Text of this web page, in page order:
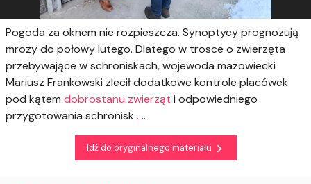
Pogoda za oknem nie rozpieszcza. Synoptycy prognozują
mrozy do połowy lutego. Dlatego w trosce o zwierzęta
przebywające w schroniskach, wojewoda mazowiecki
Mariusz Frankowski zlecił dodatkowe kontrole placówek
pod kątem dobrostanu zwierząt i odpowiedniego
przygotowania schronisk . ..
Idź do oryginalnego materiału